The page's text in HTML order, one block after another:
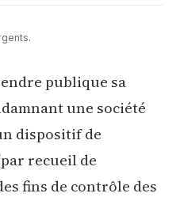
publique sa
une société
dispositif de
recueil de
fins de contrôle des